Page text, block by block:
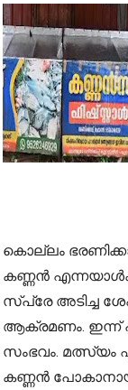
കൊല്ലം
കണ്ണൻ
സ്പ്രേ അടിച്ച
ആക്രമണം. ഇന്ന്
സംഭവം. മത്സ്യം
കണ്ണൻ